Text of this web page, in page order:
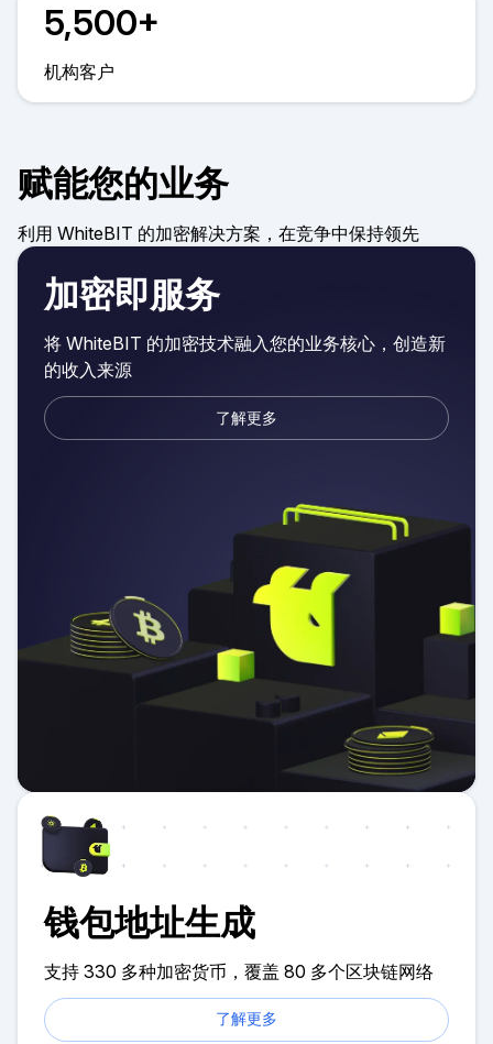
5,500+
机构客户
赋能您的业务
利用 WhiteBIT 的加密解决方案，在竞争中保持领先
加密即服务
将 WhiteBIT 的加密技术融入您的业务核心，创造新
的收入来源
了解更多
钱包地址生成
支持 330 多种加密货币，覆盖 80 多个区块链网络
了解更多